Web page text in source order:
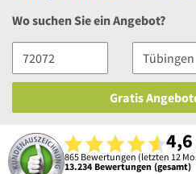
Wo suchen Sie ein Angebot?
Gratis
865 Bewertungen (letzten 12
13.234 Bewertungen (gesamt)